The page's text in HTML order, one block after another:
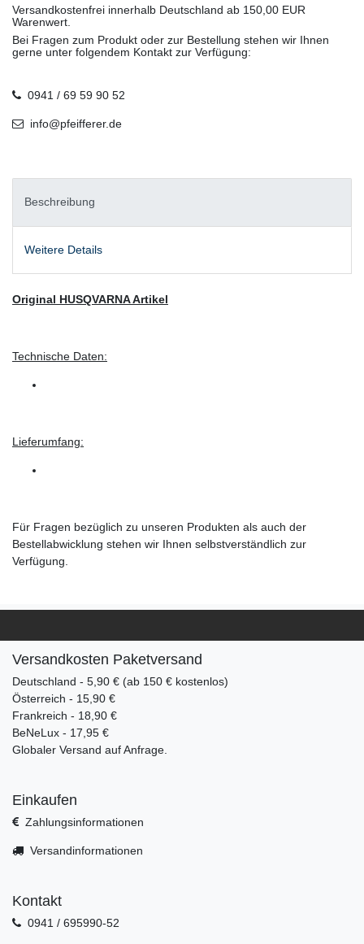
Versandkostenfrei innerhalb Deutschland ab 150,00 EUR
Warenwert.
Bei Fragen zum Produkt oder zur Bestellung stehen wir Ihnen
gerne unter folgendem Kontakt zur Verfügung:
0941 / 69 59 90 52
info@pfeifferer.de
Beschreibung
Weitere Details
Original HUSQVARNA Artikel
Technische Daten:
Lieferumfang:
Für Fragen bezüglich zu unseren Produkten als auch der
Bestellabwicklung stehen wir Ihnen selbstverständlich zur
Verfügung.
Versandkosten Paketversand
Deutschland - 5,90 € (ab 150 € kostenlos)
Österreich - 15,90 €
Frankreich - 18,90 €
BeNeLux - 17,95 €
Globaler Versand auf Anfrage.
Einkaufen
Zahlungsinformationen
Versandinformationen
Kontakt
0941 / 695990-52